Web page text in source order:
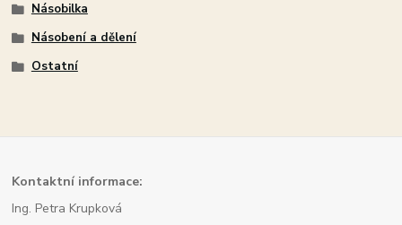
Násobilka
Násobení a dělení
Ostatní
Kontaktní informace:
Ing. Petra Krupková